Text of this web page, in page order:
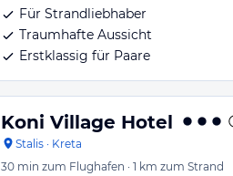
Für Strandliebhaber
Traumhafte Aussicht
Erstklassig für Paare
Koni Village Hotel
Stalis · Kreta
30 min zum Flughafen · 1 km zum Strand